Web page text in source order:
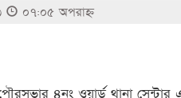
০৭:০৫ অপরাহ্ণ
৪নং ওয়ার্ড থানা সেন্টার